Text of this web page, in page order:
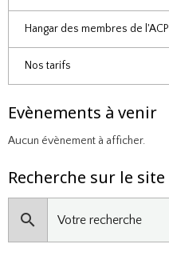
Hangar des membres de l'ACP
Nos tarifs
Evènements à venir
Aucun évènement à afficher.
Recherche sur le site